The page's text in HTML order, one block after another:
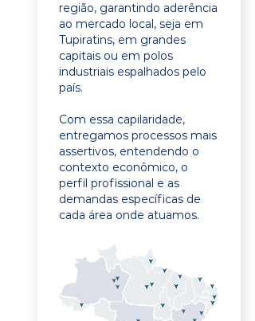
região, garantindo aderência
ao mercado local, seja em
Tupiratins, em grandes
capitais ou em polos
industriais espalhados pelo
país.
Com essa capilaridade,
entregamos processos mais
assertivos, entendendo o
contexto econômico, o
perfil profissional e as
demandas específicas de
cada área onde atuamos.